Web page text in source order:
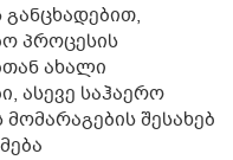
განცხადებით,
პროცესის
ახალი
ასევე საჰაერო
შესახებ